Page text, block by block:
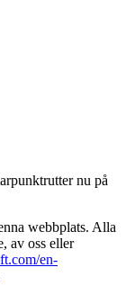
nu på
webbplats. Alla
av oss eller
en-